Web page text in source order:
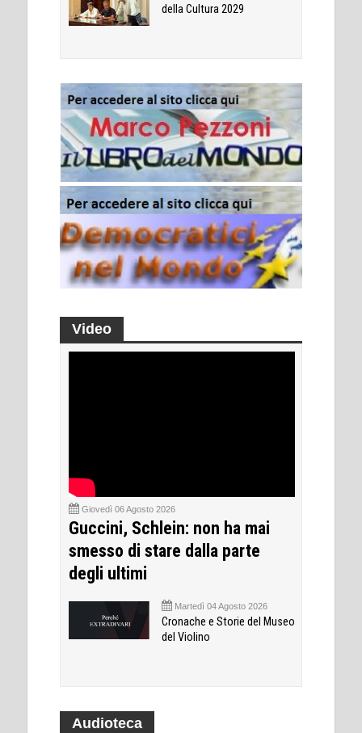
della Cultura 2029
Video
Giovedì 06 Agosto 2026
Guccini, Schlein: non ha mai
smesso di stare dalla parte
degli ultimi
Martedì 04 Agosto 2026
Cronache e Storie del Museo
del Violino
Audioteca